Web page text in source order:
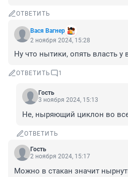
ОТВЕТИТЬ
Вася Вагнер
2 ноября 2024, 15:28
Ну что нытики, опять власть у
ОТВЕТИТЬ 1
Гость
3 ноября 2024, 15:13
Не, ныряющий циклон во
ОТВЕТИТЬ
Гость
2 ноября 2024, 15:17
Можно в стакан значит